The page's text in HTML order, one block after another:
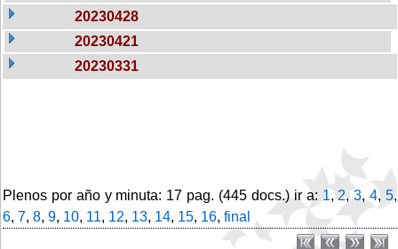
20230428
20230421
20230331
Plenos por año y minuta: 17 pag. (445 docs.) ir a: 1,2,3,4,5,
6, 7, 8, 9, 10, 11, 12, 13, 14, 15, 16, final